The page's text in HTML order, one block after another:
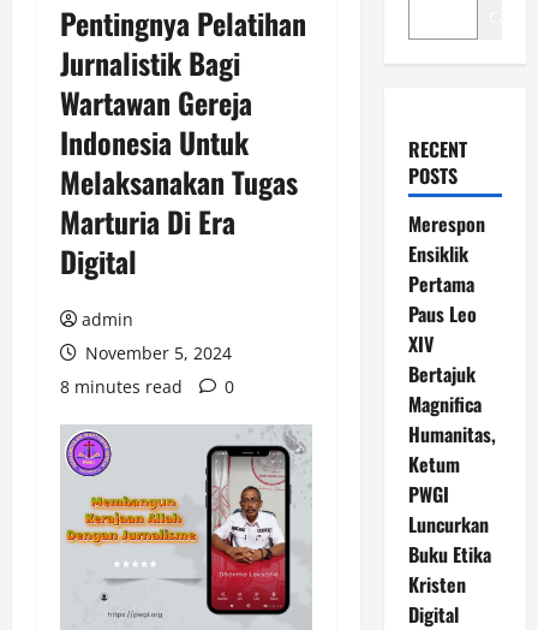
Pentingnya Pelatihan
Jurnalistik Bagi
Wartawan Gereja
Indonesia Untuk
Melaksanakan Tugas
Marturia Di Era
Digital
admin
November 5, 2024
8 minutes read
0
RECENT
POSTS
Merespon
Ensiklik
Pertama
Paus Leo
XIV
Bertajuk
Magnifica
Humanitas,
Ketum
PWGI
Luncurkan
Buku Etika
Kristen
Digital